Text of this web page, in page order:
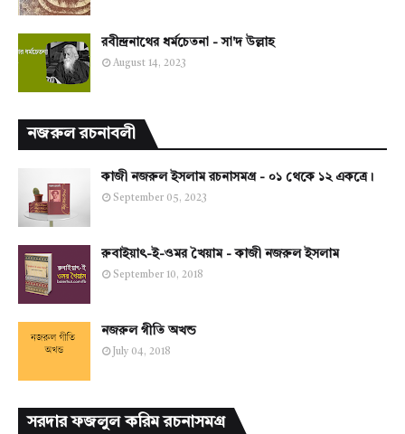
রবীন্দ্রনাথের ধর্মচেতনা - সা'দ উল্লাহ
August 14, 2023
নজরুল রচনাবলী
কাজী নজরুল ইসলাম রচনাসমগ্র - ০১ থেকে ১২ একত্রে।
September 05, 2023
রুবাইয়াৎ-ই-ওমর খৈয়াম - কাজী নজরুল ইসলাম
September 10, 2018
নজরুল গীতি অখন্ড
July 04, 2018
সরদার ফজলুল করিম রচনাসমগ্র